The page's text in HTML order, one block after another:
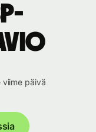
viime päivä